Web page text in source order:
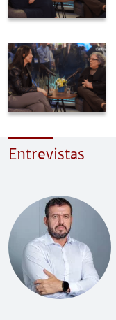
Entrevistas